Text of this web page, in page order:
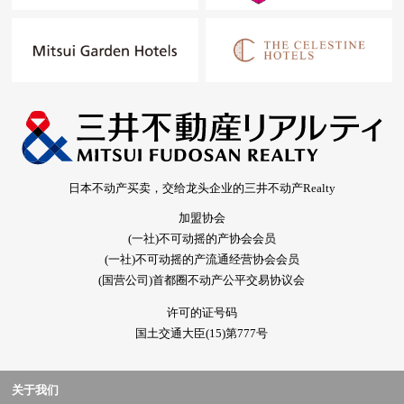
日本不动产买卖，交给龙头企业的三井不动产Realty
加盟协会
(一社)不可动摇的产协会会员
(一社)不可动摇的产流通经营协会会员
(国营公司)首都圈不动产公平交易协议会
许可的证号码
国土交通大臣(15)第777号
关于我们